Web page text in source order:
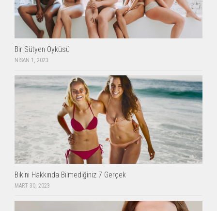
Bir Sütyen Öyküsü
NISAN 1, 2023
Bikini Hakkında Bilmediğiniz 7 Gerçek
MART 30, 2023